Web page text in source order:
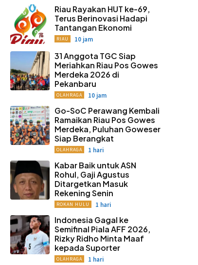
Riau Rayakan HUT ke-69,
Terus Berinovasi Hadapi
Tantangan Ekonomi
RIAU 10 jam
31 Anggota TGC Siap
Meriahkan Riau Pos Gowes
Merdeka 2026 di
Pekanbaru
OLAHRAGA 10 jam
Go-SoC Perawang Kembali
Ramaikan Riau Pos Gowes
Merdeka, Puluhan Goweser
Siap Berangkat
OLAHRAGA 1 hari
Kabar Baik untuk ASN
Rohul, Gaji Agustus
Ditargetkan Masuk
Rekening Senin
ROKAN HULU 1 hari
Indonesia Gagal ke
Semifinal Piala AFF 2026,
Rizky Ridho Minta Maaf
kepada Suporter
OLAHRAGA 1 hari